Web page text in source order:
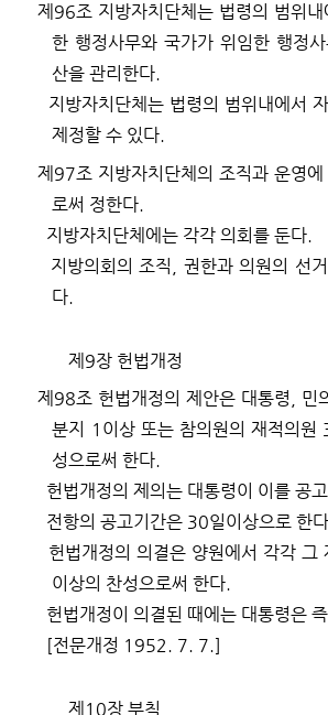
제 96조 지방자치단체는 법령의 범위
한 행정사무와 국가가 위임한 행정
산을 관리한다.
지방자치단체는 법령의 범위내에서
제정할 수 있다.
제 97조 지방자치단체의 조직과 운영
로써 정한다.
지방자치단체에는 각각 의회를 둔다.
지방의회의 조직
권한과 의원의 선
다.
제 9장 헌법개정
제 98조 헌법개정의 제안은 대통령 민
분지
1 이상 또는 참의원의 재적의원
성으로써 한다.
헌법개정의 제의는 대통령이 이를 공
전항의 공고기간은 30일이상으로 한다
헌법개정의 의결은 양원에서 각각 그
이상의 찬성으로써 한다.
헌법개정이 의결된 때에는 대통령은
[전문개정 1952. 7. 7.]
제 10장 부칙